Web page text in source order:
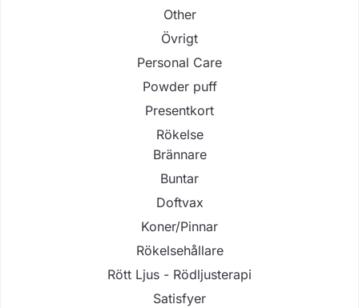
Other
Övrigt
Personal Care
Powder puff
Presentkort
Rökelse
Brännare
Buntar
Doftvax
Koner/Pinnar
Rökelsehållare
Rött Ljus - Rödljusterapi
Satisfyer